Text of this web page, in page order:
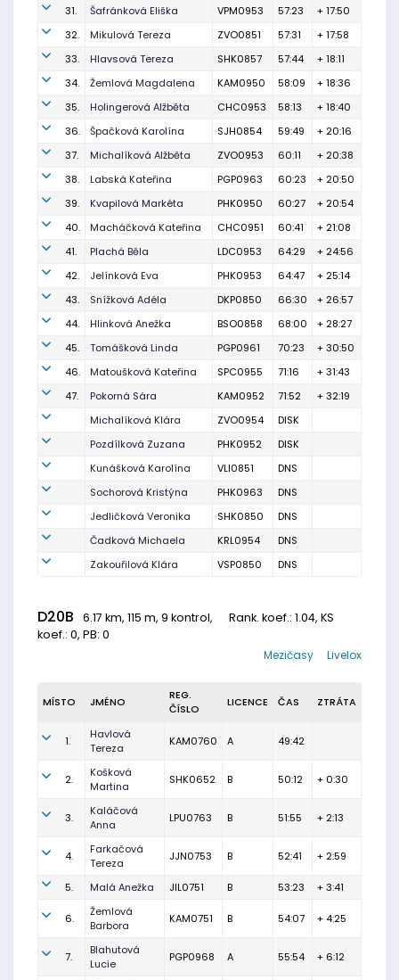
31. Šafránková Eliška VPM0953 57:23
+ 17:50
32.
Mikulová Tereza ZVO0851 57:31
+ 17:58
33.
Hlavsová Tereza SHK0857 57:44
+ 18:11
34.
Žemlová Magdalena KAM0950 58:09
+ 18:36
35.
Holingerová Alžběta CHC0953 58:13
+ 18:40
36.
Špačková Karolína SJH0854 59:49
+ 20:16
37.
Michalíková Alžběta ZVO0953 60:11
+ 20:38
38.
Labská Kateřina PGP0963 60:23
+ 20:50
39.
Kvapilová Markéta PHK0950 60:27
+ 20:54
40.
Macháčková Kateřina CHC0951 60:41
+ 21:08
41.
Plachá Běla LDC0953 64:29
+ 24:56
42.
Jelínková Eva PHK0953 64:47
+ 25:14
43.
Snížková Adéla DKP0850 66:30
+ 26:57
44.
Hlinková Anežka BSO0858 68:00
+ 28:27
45.
Tomášková Linda PGP0961 70:23
+ 30:50
46.
Matoušková Kateřina SPC0955 71:16
+ 31:43
47.
Pokorná Sára KAM0952 71:52
+ 32:19
Michalíková Klára
ZVO0954
DISK
Pozdílková Zuzana
PHK0952
DISK
Kunášková Karolína
VLI0851
DNS
Sochorová Kristýna
PHK0963
DNS
Jedličková Veronika
SHK0850
DNS
Čadková Michaela
KRL0954
DNS
Zakouřilová Klára
VSP0850 DNS
D20B 6.17 km, 115 m, 9 kontrol, Rank. koef.: 1.04, KS
koef.: 0, PB: 0
Livelox
Mezičasy
MÍSTO JMÉNO
REG.
ČÍSLO
LICENCE ČAS ZTRÁTA
1.
Havlová
Tereza
KAM0760 A 49:42
2.
Košková
Martina
SHK0652 B 50:12 + 0:30
3.
Kaláčová
Anna
LPU0763 B 51:55 + 2:13
4.
Farkačová
Tereza
JJN0753 B 52:41 + 2:59
5. Malá Anežka JIL0751 B 53:23 + 3:41
6.
Žemlová
Barbora
KAM0751 B 54:07 + 4:25
7.
Blahutová
Lucie
PGP0968 A 55:54 + 6:12